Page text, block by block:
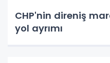
CHP'nin direniş
yol ayrımı